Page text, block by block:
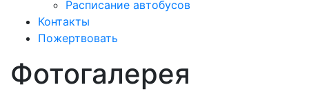
Расписание автобусов
Контакты
Пожертвовать
Фотогалерея